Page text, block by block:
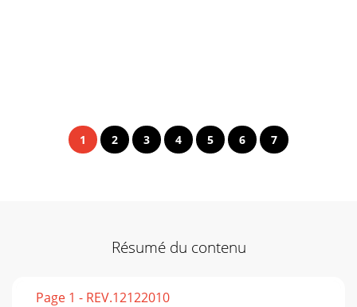
1 2 3 4 5 6 7
Résumé du contenu
Page 1 - REV.12122010